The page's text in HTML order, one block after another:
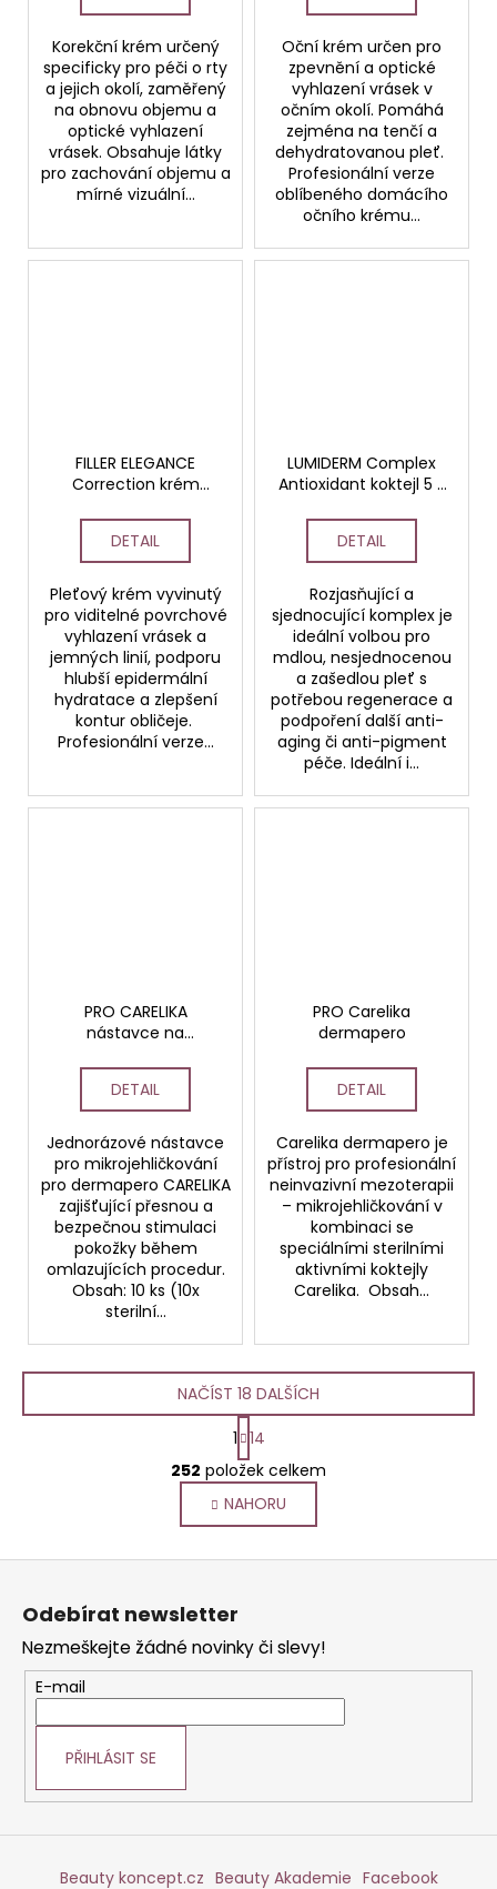
Korekční krém určený
specificky pro péči o rty
a jejich okolí, zaměřený
na obnovu objemu a
optické vyhlazení
vrásek. Obsahuje látky
pro zachování objemu a
mírné vizuální...
Oční krém určen pro
zpevnění a optické
vyhlazení vrásek v
očním okolí. Pomáhá
zejména na tenčí a
dehydratovanou pleť.
Profesionální verze
oblíbeného domácího
očního krému...
FILLER ELEGANCE
Correction krém
DETAIL
Pleťový krém vyvinutý
pro viditelné povrchové
vyhlazení vrásek a
jemných linií, podporu
hlubší epidermální
hydratace a zlepšení
kontur obličeje.
Profesionální verze...
LUMIDERM Complex
Antioxidant koktejl 5 x
DETAIL
Rozjasňující a
sjednocující komplex je
ideální volbou pro
mdlou, nesjednocenou
a zašedlou pleť s
potřebou regenerace a
podpoření další anti-
aging či anti-pigment
péče. Ideální i...
PRO CARELIKA
nástavce na
(balení po 10 kusech)
DETAIL
Jednorázové nástavce
pro mikrojehličkování
pro dermapero CARELIKA
zajišťující přesnou a
bezpečnou stimulaci
pokožky během
omlazujících procedur.
Obsah: 10 ks (10x
sterilní...
PRO Carelika
dermapero
DETAIL
Carelika dermapero je
přístroj pro profesionální
neinvazivní mezoterapii
– mikrojehličkování v
kombinaci se
speciálními sterilními
aktivními koktejly
Carelika. Obsah...
O
v
l
á
d
p
r
v
k
ý
s
NAČÍST 18 DALŠÍCH
S
t
r
á
n
k
1 14
252 položek celkem
NAHORU
Z
Odebírat newsletter
Nezmeškejte žádné novinky či slevy!
E-mail
PŘIHLÁSIT SE
Beauty koncept.cz Beauty Akademie Facebook